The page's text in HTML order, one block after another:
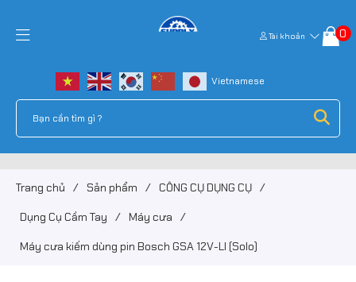
Tài khoản 0
Trang chủ / Sản phẩm / CÔNG CỤ DỤNG CỤ /
Dụng Cụ Cầm Tay / Máy cưa /
Máy cưa kiếm dùng pin Bosch GSA 12V-LI (Solo)